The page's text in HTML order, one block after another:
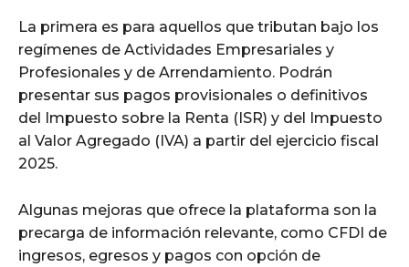
La primera es para aquellos que tributan bajo los
regímenes de Actividades Empresariales y
Profesionales y de Arrendamiento. Podrán
presentar sus pagos provisionales o definitivos
del Impuesto sobre la Renta (ISR) y del Impuesto
al Valor Agregado (IVA) a partir del ejercicio fiscal
2025.
Algunas mejoras que ofrece la plataforma son la
precarga de información relevante, como CFDI de
ingresos, egresos y pagos con opción de